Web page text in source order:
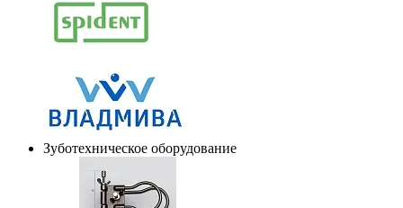
Зуботехническое оборудование